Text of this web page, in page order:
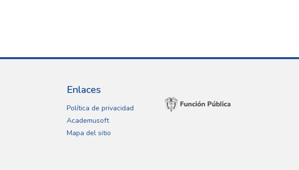
Enlaces
Política de privacidad
Academusoft
Mapa del sitio